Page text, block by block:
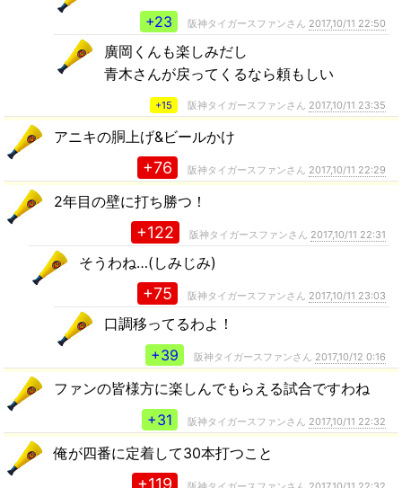
+23
阪神タイガースファンさん 2017,10/11 22:50
廣岡くんも楽しみだし
青木さんが戻ってくるなら頼もしい
+15 阪神タイガースファンさん 2017,10/11 23:35
アニキの胴上げ&ビールかけ
+76 阪神タイガースファンさん 2017,10/11 22:29
2年目の壁に打ち勝つ！
+122 阪神タイガースファンさん 2017,10/11 22:31
そうわね…(しみじみ)
+75 阪神タイガースファンさん 2017,10/11 23:03
口調移ってるわよ！
+39
阪神タイガースファンさん 2017,10/12 0:16
ファンの皆様方に楽しんでもらえる試合ですわね
+31
阪神タイガースファンさん 2017,10/11 22:32
俺が四番に定着して30本打つこと
+119